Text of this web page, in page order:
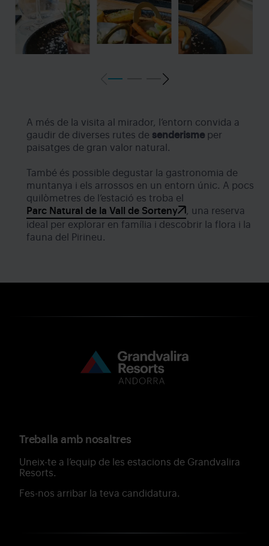
A més de la visita al mirador, l’entorn convida a
gaudir de diverses rutes de senderisme per
paisatges de gran valor natural.
També és possible degustar la gastronomia de
muntanya i els arrossos en un entorn únic. A pocs
quilòmetres de l’estació es troba el
Parc Natural de la Vall de Sorteny
, una reserva
ideal per explorar en família i descobrir la flora i la
fauna del Pirineu.
Treballa amb nosaltres
Uneix-te a l’equip de les estacions de Grandvalira
Resorts.
Fes-nos arribar la teva candidatura.